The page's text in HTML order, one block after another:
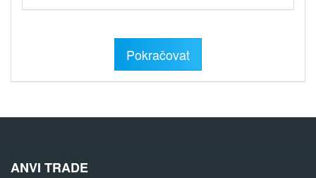
Pokračovat
ANVI TRADE